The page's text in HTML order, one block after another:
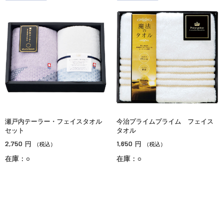
瀬戸内テーラー・フェイスタオル
セット
2,750 円 （税込）
在庫：○
今治プライムプライム フェイス
タオル
1,650 円 （税込）
在庫：○